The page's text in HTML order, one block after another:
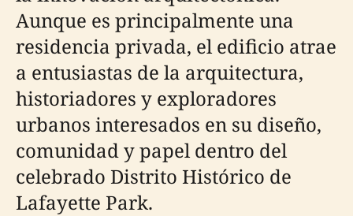
Aunque es principalmente una
residencia privada, el edificio atrae
a entusiastas de la arquitectura,
historiadores y exploradores
urbanos interesados en su diseño,
comunidad y papel dentro del
celebrado Distrito Histórico de
Lafayette Park.